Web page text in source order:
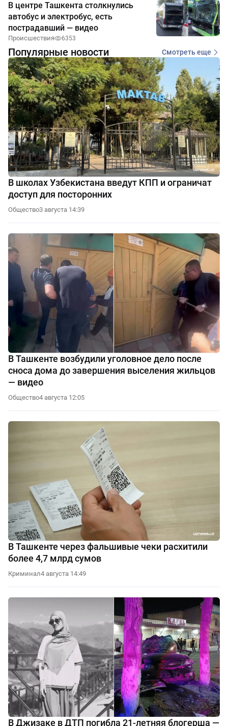
В центре Ташкента столкнулись
автобус и электробус, есть
пострадавший — видео
Происшествия 6353
Популярные новости Смотреть еще
В школах Узбекистана введут КПП и ограничат
доступ для посторонних
Общество3 августа 14:39
В Ташкенте возбудили уголовное дело после
сноса дома до завершения выселения жильцов
— видео
Общество4 августа 12:05
В Ташкенте через фальшивые чеки расхитили
более 4,7 млрд сумов
Криминал4 августа 14:49
В Джизаке в ДТП погибла 21-летняя блогерша —